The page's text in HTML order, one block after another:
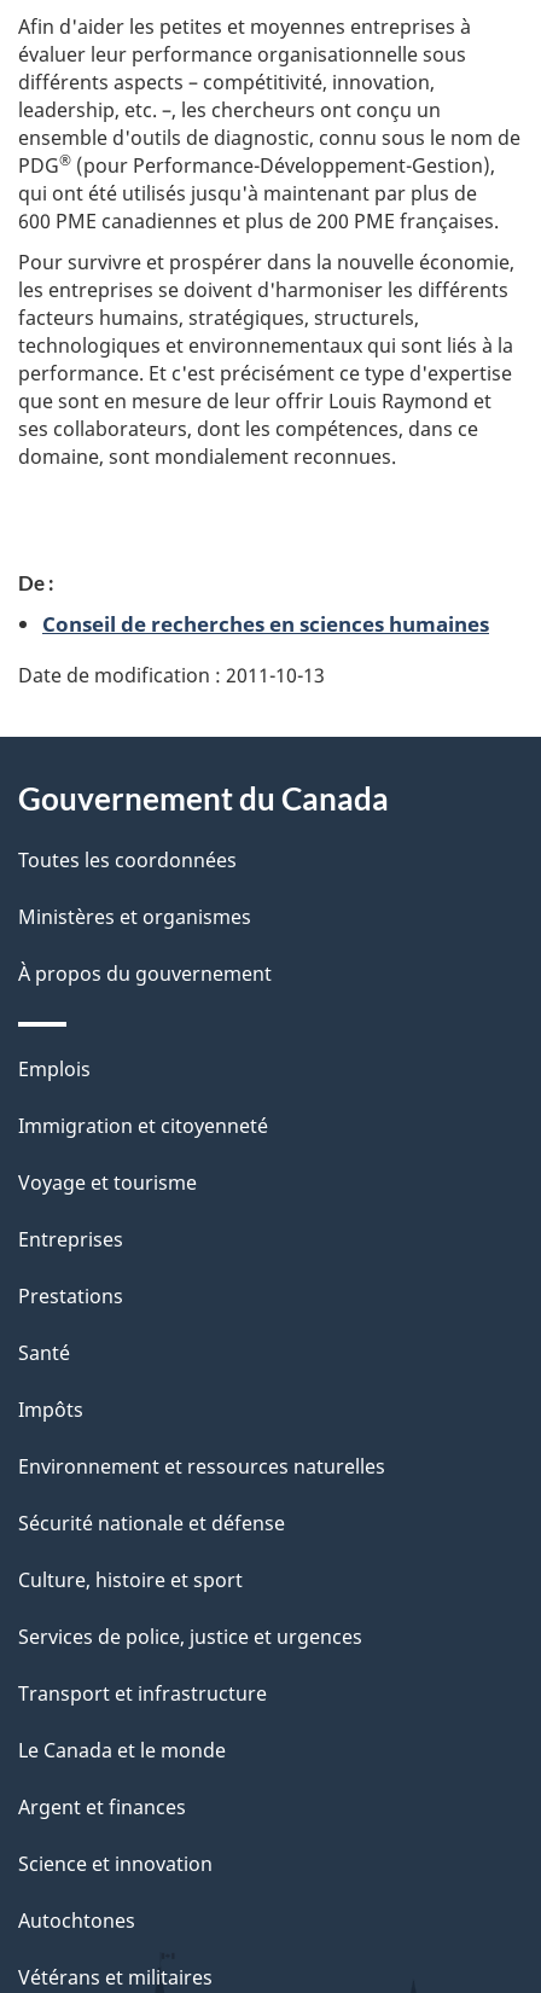
u
m
i
n
e
s
Afin d'aider les petites et moyennes entreprises à
évaluer leur performance organisationnelle sous
différents aspects – compétitivité, innovation,
leadership, etc. –, les chercheurs ont conçu un
ensemble d'outils de diagnostic, connu sous le nom de
PDG® (pour Performance-Développement-Gestion),
qui ont été utilisés jusqu'à maintenant par plus de
600 PME canadiennes et plus de 200 PME françaises.
Pour survivre et prospérer dans la nouvelle économie,
les entreprises se doivent d'harmoniser les différents
facteurs humains, stratégiques, structurels,
technologiques et environnementaux qui sont liés à la
performance. Et c'est précisément ce type d'expertise
que sont en mesure de leur offrir Louis Raymond et
ses collaborateurs, dont les compétences, dans ce
domaine, sont mondialement reconnues.
a
e
t
a
i
l
s
De :
Conseil de recherches en sciences humaines
Date de modification : 2011-10-13
propos
de
ce
site
Gouvernement du Canada
Toutes les coordonnées
Ministères et organismes
À propos du gouvernement
Thèmes
sujets
Emplois
Immigration et citoyenneté
Voyage et tourisme
Entreprises
Prestations
Santé
Impôts
Environnement et ressources naturelles
Sécurité nationale et défense
Culture, histoire et sport
Services de police, justice et urgences
Transport et infrastructure
Le Canada et le monde
Argent et finances
Science et innovation
Autochtones
Vétérans et militaires